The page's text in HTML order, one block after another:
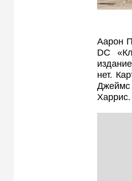
Аарон
DC
нет.
Харрис.